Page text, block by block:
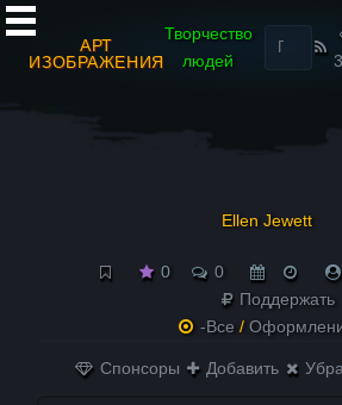
АРТ
ИЗОБРАЖЕНИЯ
Творчество
людей
Найти:
Ellen Jewett
0 0
Поддержать
-Все /
Спонсоры Добавить